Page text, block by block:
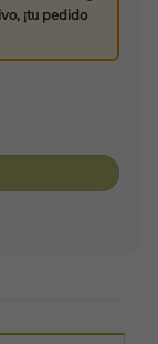
¡tu pedido